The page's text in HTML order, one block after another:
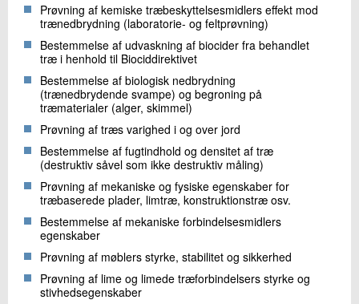
Skriv til mig
Send
Prøvning af kemiske træbeskyttelsesmidlers effekt mod
trænedbrydning (laboratorie- og feltprøvning)
Bestemmelse af udvaskning af biocider fra behandlet
træ i henhold til Biociddirektivet
Bestemmelse af biologisk nedbrydning
(trænedbrydende svampe) og begroning på
træmaterialer (alger, skimmel)
Prøvning af træs varighed i og over jord
Bestemmelse af fugtindhold og densitet af træ
(destruktiv såvel som ikke destruktiv måling)
Prøvning af mekaniske og fysiske egenskaber for
træbaserede plader, limtræ, konstruktionstræ osv.
Bestemmelse af mekaniske forbindelsesmidlers
egenskaber
Prøvning af møblers styrke, stabilitet og sikkerhed
Prøvning af lime og limede træforbindelsers styrke og
stivhedsegenskaber